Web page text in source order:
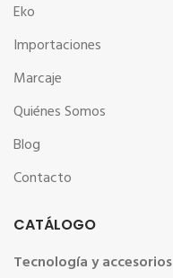
Eko
Importaciones
Marcaje
Quiénes Somos
Blog
Contacto
CATÁLOGO
Tecnología y accesorios